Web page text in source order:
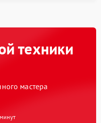
техники
мастера